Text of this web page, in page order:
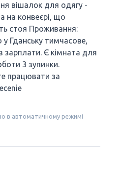
вішалок для одягу -
на конвеєрі, що
стоя Проживання:
Гданську тимчасове,
зарплати. Є кімната для
3 зупинки.
працювати за
в автоматичному режимі